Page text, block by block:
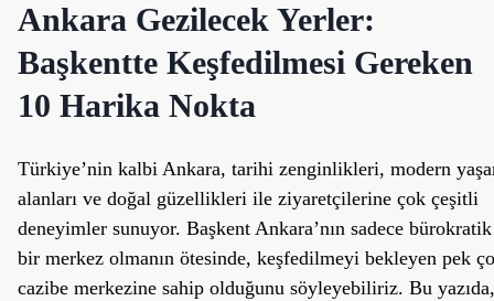
Ankara Gezilecek Yerler:
Başkentte Keşfedilmesi Gereken
10 Harika Nokta
Türkiye’nin kalbi Ankara, tarihi zenginlikleri, modern
alanları ve doğal güzellikleri ile ziyaretçilerine çok çeşitli
deneyimler sunuyor. Başkent Ankara’nın sadece bürokratik
bir merkez olmanın ötesinde, keşfedilmeyi bekleyen pek
cazibe merkezine sahip olduğunu söyleyebiliriz. Bu yazıda,